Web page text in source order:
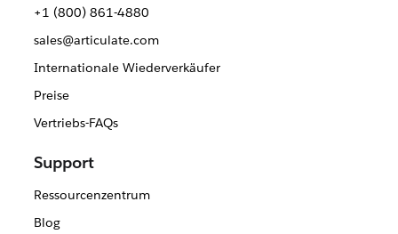
+1 (800) 861-4880
sales@articulate.com
Internationale Wiederverkäufer
Preise
Vertriebs-FAQs
Support
Ressourcenzentrum
Blog